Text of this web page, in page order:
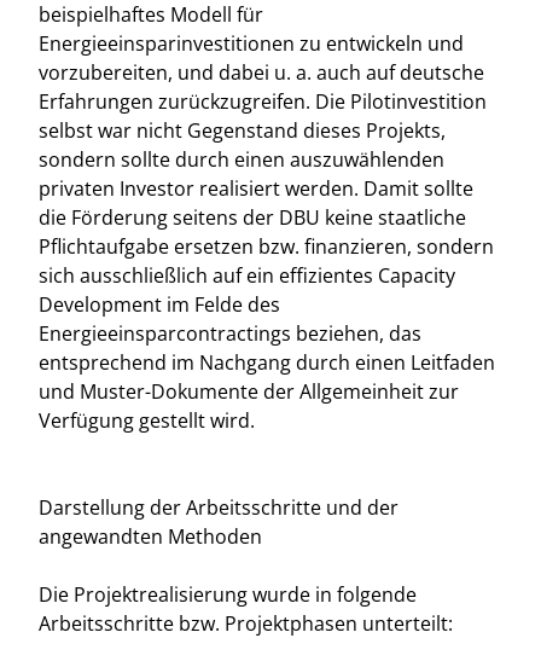
beispielhaftes Modell für
Energieeinsparinvestitionen zu entwickeln und
vorzubereiten, und dabei u. a. auch auf deutsche
Erfahrungen zurückzugreifen. Die Pilotinvestition
selbst war nicht Gegenstand dieses Projekts,
sondern sollte durch einen auszuwählenden
privaten Investor realisiert werden. Damit sollte
die Förderung seitens der DBU keine staatliche
Pflichtaufgabe ersetzen bzw. finanzieren, sondern
sich ausschließlich auf ein effizientes Capacity
Development im Felde des
Energieeinsparcontractings beziehen, das
entsprechend im Nachgang durch einen Leitfaden
und Muster-Dokumente der Allgemeinheit zur
Verfügung gestellt wird.
Darstellung der Arbeitsschritte und der
angewandten Methoden
Die Projektrealisierung wurde in folgende
Arbeitsschritte bzw. Projektphasen unterteilt: